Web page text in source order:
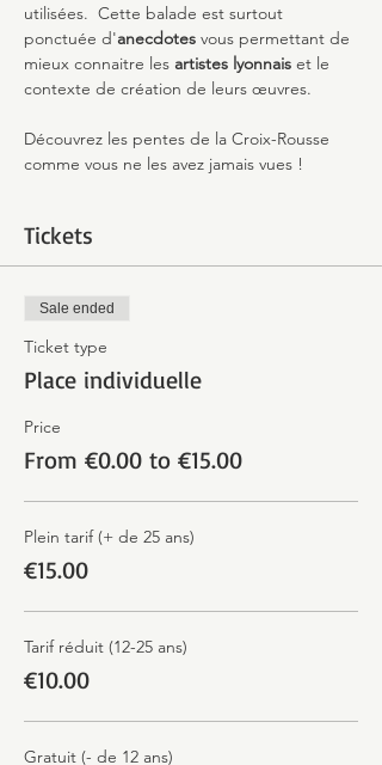
utilisées.  Cette balade est surtout
ponctuée d'anecdotes vous permettant de
mieux connaitre les artistes lyonnais et le
contexte de création de leurs œuvres.
Découvrez les pentes de la Croix-Rousse
comme vous ne les avez jamais vues !
Tickets
Sale ended
Ticket type
Place individuelle
Price
From €0.00 to €15.00
Plein tarif (+ de 25 ans)
€15.00
Tarif réduit (12-25 ans)
€10.00
Gratuit (- de 12 ans)